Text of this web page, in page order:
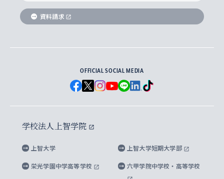
Futures） – 持続可能な未来を考える６学科連携
総合人間科学研究科
経済学研究科
グローバル・スタディーズ研究科
アメリカ・カナダ研究所
メディア・ジャーナリズム研究所
水稀少社会研究センター
先進機械・構造材料イノベーションセンター
企業の採用ご担当者様へのご案内
学費・奨学金
学部入学前に出願する奨学金
国による高等教育の修学支援新制度
大学院生対象の奨学金
海外留学する際の費用と奨学金
ダイバーシティ＆サステナビリティへの取り組み
上智大学のネットワーク
父母・保証人とのネットワーク
学外とのネットワーク
上智大学の出版物
上智大学大学案内・大学院案内
英文広報誌 SOPHIA magazine
上智大学のビジュアル・アイデンティティ
上智大学ビジュアル・アイデンティティ
上智大学校歌 ・上智大学学生歌
上智大学への取材・キャンパスでの撮影について
上智大学の公開情報
上智大学の教育研究活動等の情報公表
キャンパス案内
資料請求
OFFICIAL SOCIAL MEDIA
学校法人上智学院
上智大学 上智大学短期大学部
栄光学園中学高等学校 六甲学院中学校・高等学校